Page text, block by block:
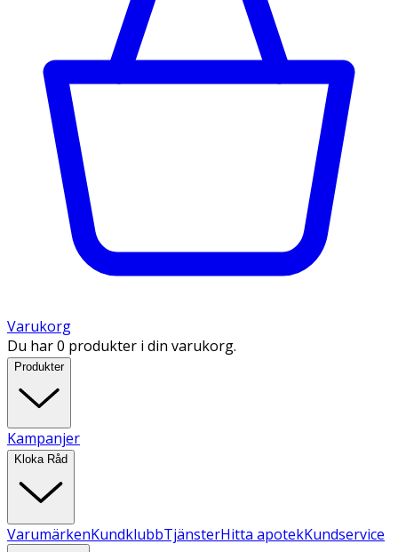
Varukorg
Du har 0 produkter i din varukorg.
Produkter
Kampanjer
Kloka Råd
VarumärkenKundklubbTjänsterHitta apotekKundservice